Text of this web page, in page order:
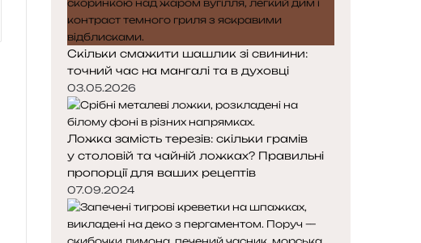
Скільки смажити шашлик зі свинини:
точний час на мангалі та в духовці
03.05.2026
Ложка замість терезів: скільки грамів
у столовій та чайній ложках? Правильні
пропорції для ваших рецептів
07.09.2024